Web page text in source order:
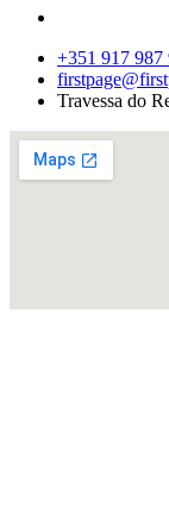
+351 917 987
Travessa do